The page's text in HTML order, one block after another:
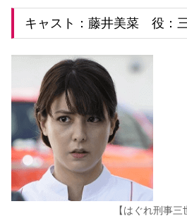
キャスト：藤井美菜 役：
【はぐれ刑事三